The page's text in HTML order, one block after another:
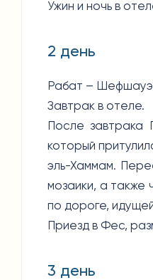
Ужин и ночь в
2 день
Рабат –
Завтрак в отеле.
После завтрака
который
эль-Хаммам.
мозаики, а также
по дороге,
Приезд в Фес,
3 день